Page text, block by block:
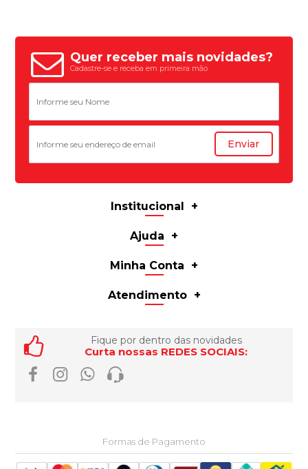
Quer receber mais novidades?
Cadastre-se e receba em primeira mão
Enviar
Institucional
Ajuda
Minha Conta
Atendimento
Fique por dentro das novidades
Curta nossas REDES SOCIAIS:
Formas de Pagamento